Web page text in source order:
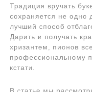
Традиция вручать
сохраняется не одно
лучший способ
Дарить и получать
хризантем, пионов
профессиональному
кстати.